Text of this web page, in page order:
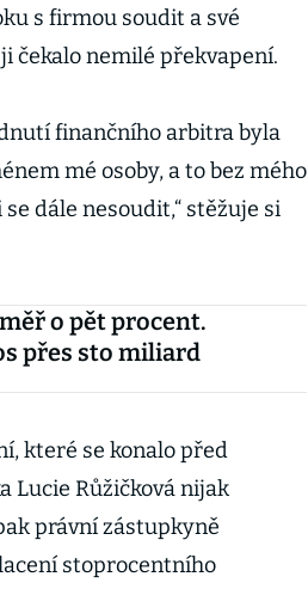
s firmou soudit a své
čekalo nemilé překvapení.
finančního arbitra byla
mé osoby, a to bez mého
dále nesoudit,“ stěžuje si
o pět procent.
přes sto miliard
které se konalo před
Lucie Růžičková nijak
právní zástupkyně
stoprocentního